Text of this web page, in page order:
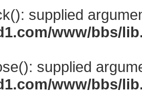
supplied
www/bbs/
supplied
www/bbs/